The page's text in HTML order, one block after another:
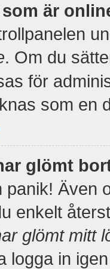
är
. Om du
för
som en
glömt
panik! Även
enkelt
glömt mitt
logga in